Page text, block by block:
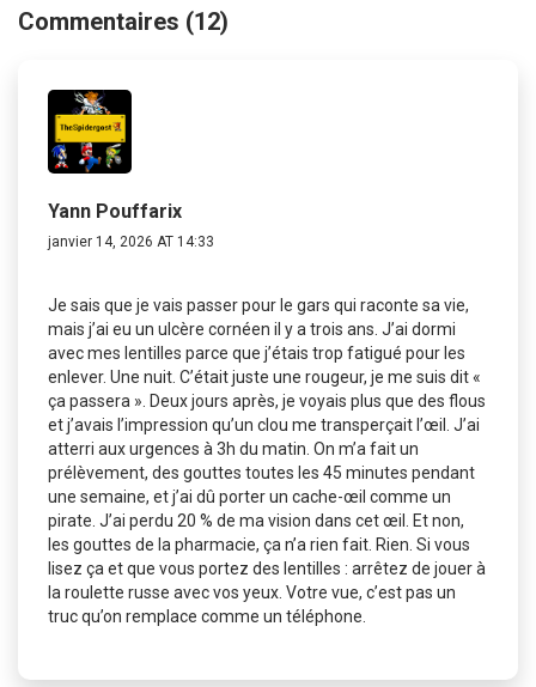
Commentaires (12)
Yann Pouffarix
janvier 14, 2026 AT 14:33
Je sais que je vais passer pour le gars qui raconte sa vie,
mais j’ai eu un ulcère cornéen il y a trois ans. J’ai dormi
avec mes lentilles parce que j’étais trop fatigué pour les
enlever. Une nuit. C’était juste une rougeur, je me suis dit «
ça passera ». Deux jours après, je voyais plus que des flous
et j’avais l’impression qu’un clou me transperçait l’œil. J’ai
atterri aux urgences à 3h du matin. On m’a fait un
prélèvement, des gouttes toutes les 45 minutes pendant
une semaine, et j’ai dû porter un cache-œil comme un
pirate. J’ai perdu 20 % de ma vision dans cet œil. Et non,
les gouttes de la pharmacie, ça n’a rien fait. Rien. Si vous
lisez ça et que vous portez des lentilles : arrêtez de jouer à
la roulette russe avec vos yeux. Votre vue, c’est pas un
truc qu’on remplace comme un téléphone.